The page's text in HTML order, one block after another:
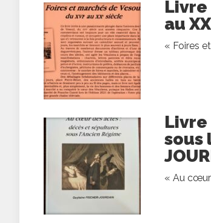
Livre
au
« Foires
sous
« Au cœur